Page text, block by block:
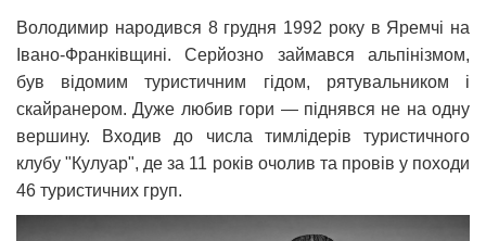
Володимир народився 8 грудня 1992 року в Яремчі на
Івано-Франківщині. Серйозно займався альпінізмом,
був відомим туристичним гідом, рятувальником і
скайранером. Дуже любив гори — піднявся не на одну
вершину. Входив до числа тимлідерів туристичного
клубу "Кулуар", де за 11 років очолив та провів у походи
46 туристичних груп.